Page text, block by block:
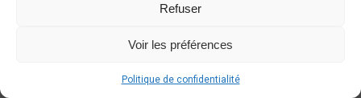
Refuser
Voir les préférences
Politique de confidentialité